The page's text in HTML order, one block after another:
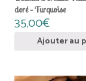
doré – Turquoise
35,00€
Ajouter au